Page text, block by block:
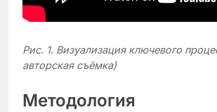
Рис. 1. Визуализация ключевого
авторская съёмка)
Методология